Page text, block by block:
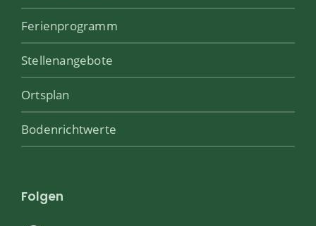
Ferienprogramm
Stellenangebote
Ortsplan
Bodenrichtwerte
Folgen